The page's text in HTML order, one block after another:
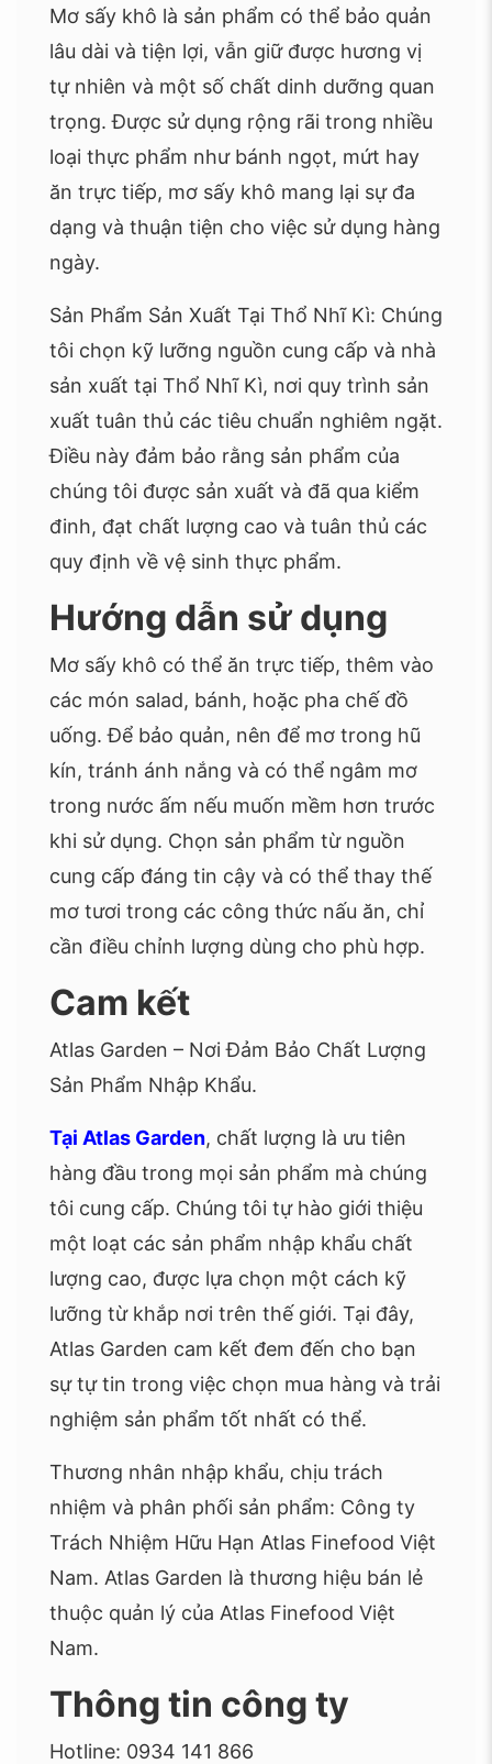
Mơ sấy khô là sản phẩm có thể bảo quản
lâu dài và tiện lợi, vẫn giữ được hương vị
tự nhiên và một số chất dinh dưỡng quan
trọng. Được sử dụng rộng rãi trong nhiều
loại thực phẩm như bánh ngọt, mứt hay
ăn trực tiếp, mơ sấy khô mang lại sự đa
dạng và thuận tiện cho việc sử dụng hàng
ngày.
Sản Phẩm Sản Xuất Tại Thổ Nhĩ Kì: Chúng
tôi chọn kỹ lưỡng nguồn cung cấp và nhà
sản xuất tại Thổ Nhĩ Kì, nơi quy trình sản
xuất tuân thủ các tiêu chuẩn nghiêm ngặt.
Điều này đảm bảo rằng sản phẩm của
chúng tôi được sản xuất và đã qua kiểm
đinh, đạt chất lượng cao và tuân thủ các
quy định về vệ sinh thực phẩm.
Hướng dẫn sử dụng
Mơ sấy khô có thể ăn trực tiếp, thêm vào
các món salad, bánh, hoặc pha chế đồ
uống. Để bảo quản, nên để mơ trong hũ
kín, tránh ánh nắng và có thể ngâm mơ
trong nước ấm nếu muốn mềm hơn trước
khi sử dụng. Chọn sản phẩm từ nguồn
cung cấp đáng tin cậy và có thể thay thế
mơ tươi trong các công thức nấu ăn, chỉ
cần điều chỉnh lượng dùng cho phù hợp.
Cam kết
Atlas Garden – Nơi Đảm Bảo Chất Lượng
Sản Phẩm Nhập Khẩu.
Tại Atlas Garden, chất lượng là ưu tiên
hàng đầu trong mọi sản phẩm mà chúng
tôi cung cấp. Chúng tôi tự hào giới thiệu
một loạt các sản phẩm nhập khẩu chất
lượng cao, được lựa chọn một cách kỹ
lưỡng từ khắp nơi trên thế giới. Tại đây,
Atlas Garden cam kết đem đến cho bạn
sự tự tin trong việc chọn mua hàng và trải
nghiệm sản phẩm tốt nhất có thể.
Thương nhân nhập khẩu, chịu trách
nhiệm và phân phối sản phẩm: Công ty
Trách Nhiệm Hữu Hạn Atlas Finefood Việt
Nam. Atlas Garden là thương hiệu bán lẻ
thuộc quản lý của Atlas Finefood Việt
Nam.
Thông tin công ty
Hotline: 0934 141 866